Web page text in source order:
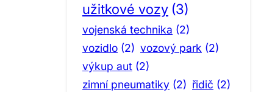
užitkové vozy (3)
vojenská technika (2)
vozidlo (2) vozový park (2)
výkup aut (2)
zimní pneumatiky (2) řidič (2)